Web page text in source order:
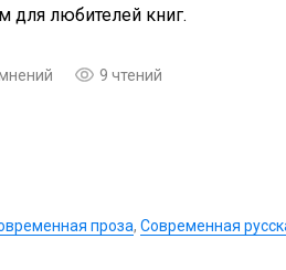
любителей книг.
9 чтений
проза, Современная